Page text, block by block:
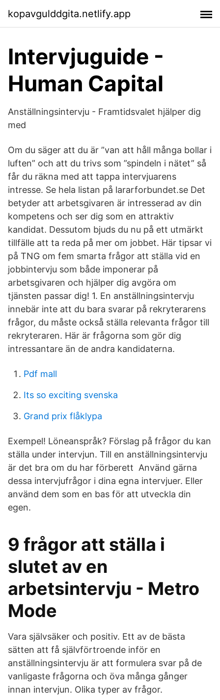
kopavgulddgita.netlify.app
Intervjuguide -
Human Capital
Anställningsintervju - Framtidsvalet hjälper dig
med
Om du säger att du är ”van att håll många bollar i
luften” och att du trivs som ”spindeln i nätet” så
får du räkna med att tappa intervjuarens
intresse. Se hela listan på lararforbundet.se Det
betyder att arbetsgivaren är intresserad av din
kompetens och ser dig som en attraktiv
kandidat. Dessutom bjuds du nu på ett utmärkt
tillfälle att ta reda på mer om jobbet. Här tipsar vi
på TNG om fem smarta frågor att ställa vid en
jobbintervju som både imponerar på
arbetsgivaren och hjälper dig avgöra om
tjänsten passar dig! 1. En anställningsintervju
innebär inte att du bara svarar på rekryterarens
frågor, du måste också ställa relevanta frågor till
rekryteraren. Här är frågorna som gör dig
intressantare än de andra kandidaterna.
Pdf mall
Its so exciting svenska
Grand prix flåklypa
Exempel! Löneanspråk? Förslag på frågor du kan
ställa under intervjun. Till en anställningsintervju
är det bra om du har förberett Använd gärna
dessa intervjufrågor i dina egna intervjuer. Eller
använd dem som en bas för att utveckla din
egen.
9 frågor att ställa i
slutet av en
arbetsintervju - Metro
Mode
Vara självsäker och positiv. Ett av de bästa
sätten att få självförtroende inför en
anställningsintervju är att formulera svar på de
vanligaste frågorna och öva många gånger
innan intervjun. Olika typer av frågor.